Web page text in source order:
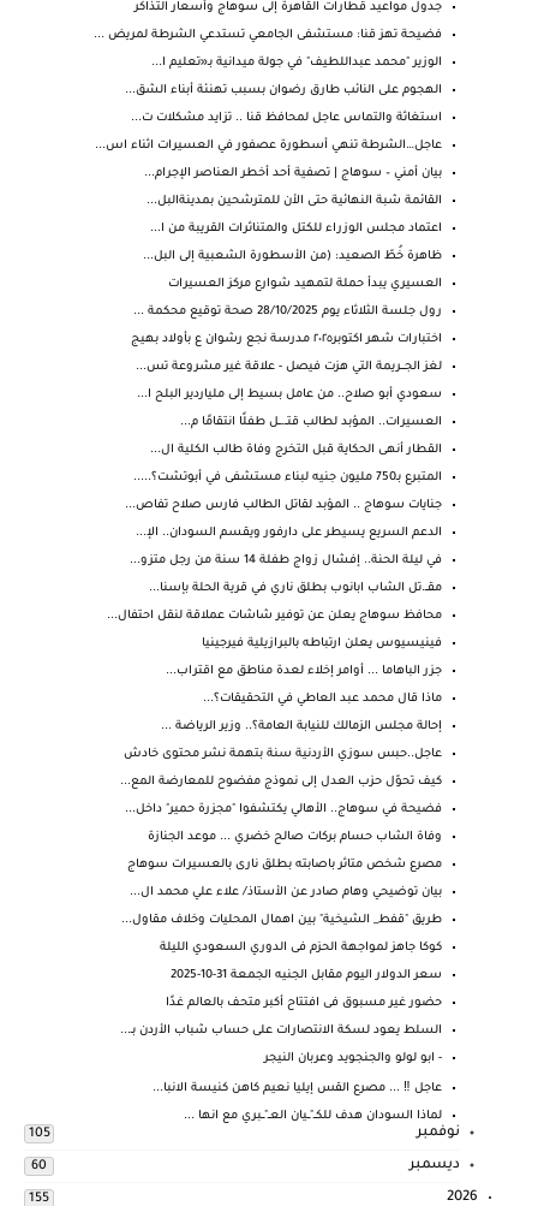
جدول مواعيد قطارات القاهرة إلى سوهاج وأسعار التذاكر
فضيحة تهز قنا: مستشفى الجامعي تستدعي الشرطة لمريض ...
الوزير "محمد عبداللطيف" في جولة ميدانية بـ«تعليم ا...
الهجوم على النائب طارق رضوان بسبب تهنئة أبناء الشق...
استغاثة والتماس عاجل لمحافظ قنا .. تزايد مشكلات ت...
عاجل…الشرطة تنهي أسطورة عصفور في العسيرات اثناء اس...
بيان أمني – سوهاج | تصفية أحد أخطر العناصر الإجرام...
القائمة شبة النهائية حتى الأن للمترشحين بمدينةالبل...
اعتماد مجلس الوزراء للكتل والمتناثرات القريبة من ا...
ظاهرة خُطّ الصعيد: (من الأسطورة الشعبية إلى البل...
العسيري يبدأ حملة لتمهيد شوارع مركز العسيرات
رول جلسة الثلاثاء يوم 28/10/2025 صحة توقيع محكمة ...
اختبارات شهر اكتوبر٢٠٢٥ مدرسة نجع رشوان ع بأولاد بهيج
لغز الجـــريمة التي هزت فيصل - علاقة غير مشروعة تس...
سعودي أبو صلاح.. من عامل بسيط إلى ملياردير البلح ا...
العسيرات.. المؤبد لطالب قتــ.ــل طفلًا انتقامًا م...
القطار أنهى الحكاية قبل التخرج وفاة طالب الكلية ال...
المتبرع بـ750 مليون جنيه لبناء مستشفى في أبوتشت؟.....
جنايات سوهاج .. المؤبد لقاتل الطالب فارس صلاح تفاص...
الدعم السريع يسيطر على دارفور ويقسم السودان.. الإ...
في ليلة الحنة.. إفشال زواج طفلة 14 سنة من رجل متزو...
مقــ.تل الشاب ابانوب بطلق ناري في قرية الحلة بإسنا...
محافظ سوهاج يعلن عن توفير شاشات عملاقة لنقل احتفال...
فينيسيوس يعلن ارتباطه بالبرازيلية فيرجينيا
جزر الباهاما ... أوامر إخلاء لعدة مناطق مع اقتراب...
ماذا قال محمد عبد العاطي في التحقيقات؟...
إحالة مجلس الزمالك للنيابة العامة؟.. وزير الرياضة ...
عاجل..حبس سوزي الأردنية سنة بتهمة نشر محتوى خادش
كيف تحوّل حزب العدل إلى نموذج مفضوح للمعارضة المع...
فضيحة في سوهاج.. الأهالي يكتشفوا "مجزرة حمير" داخل...
وفاة الشاب حسام بركات صالح خضري ... موعد الجنازة
مصرع شخص متاثر باصابته بطلق نارى بالعسيرات سوهاج
بيان توضيحي وهام صادر عن الأستاذ/ علاء علي محمد ال...
طريق "قفط_ الشيخية" بين اهمال المحليات وخلاف مقاول...
كوكا جاهز لمواجهة الحزم فى الدوري السعودي الليلة
سعر الدولار اليوم مقابل الجنيه الجمعة 31-10-2025
حضور غير مسبوق فى افتتاح أكبر متحف بالعالم غدًا
السلط يعود لسكة الانتصارات على حساب شباب الأردن بـ...
- ابو لولو والجنجويد وعربان النيجر
عاجل ‼️ ... مصرع القس إيليا نعيم كاهن كنيسة الانبا...
لماذا السودان هدف للكــ"ــيان العــ"ــبري مع انها ...
نوفمبر 105
ديسمبر 60
2026
155